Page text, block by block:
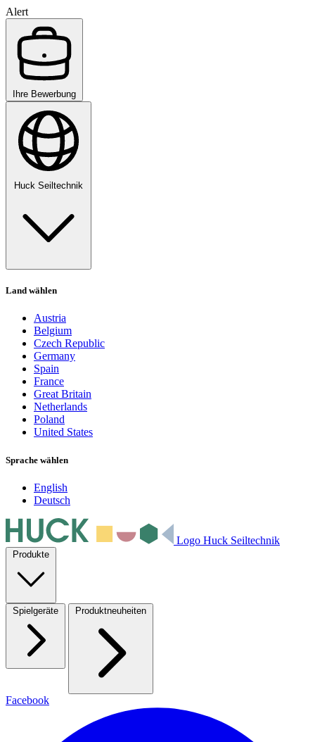
Alert
Ihre Bewerbung
Huck Seiltechnik
Land wählen
Austria
Belgium
Czech Republic
Germany
Spain
France
Great Britain
Netherlands
Poland
United States
Sprache wählen
English
Deutsch
Logo Huck Seiltechnik
Produkte
Spielgeräte Produktneuheiten
Facebook